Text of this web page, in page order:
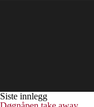
Siste innlegg